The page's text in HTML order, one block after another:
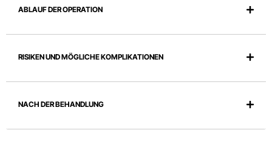
ABLAUF DER OPERATION
RISIKEN UND MÖGLICHE KOMPLIKATIONEN
NACH DER BEHANDLUNG